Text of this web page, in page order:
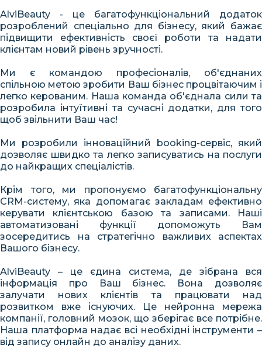
AlviBeauty - це багатофункціональний додаток
розроблений спеціально для бізнесу, який бажає
підвищити ефективність своєї роботи та надати
клієнтам новий рівень зручності.
Ми є командою професіоналів, об'єднаних
спільною метою зробити Ваш бізнес процвітаючим і
легко керованим. Наша команда об'єднала сили та
розробила інтуїтивні та сучасні додатки, для того
щоб звільнити Ваш час!
Ми розробили інноваційний booking-сервіс, який
дозволяє швидко та легко записуватись на послуги
до найкращих спеціалістів.
Крім того, ми пропонуємо багатофункціональну
CRM-систему, яка допомагає закладам ефективно
керувати клієнтською базою та записами. Наші
автоматизовані функції допоможуть Вам
зосередитись на стратегічно важливих аспектах
Вашого бізнесу.
AlviBeauty – це єдина система, де зібрана вся
інформація про Ваш бізнес. Вона дозволяє
залучати нових клієнтів та працювати над
розвитком вже існуючих. Це нейронна мережа
компанії, головний мозок, що зберігає все потрібне.
Наша платформа надає всі необхідні інструменти –
від запису онлайн до аналізу даних.